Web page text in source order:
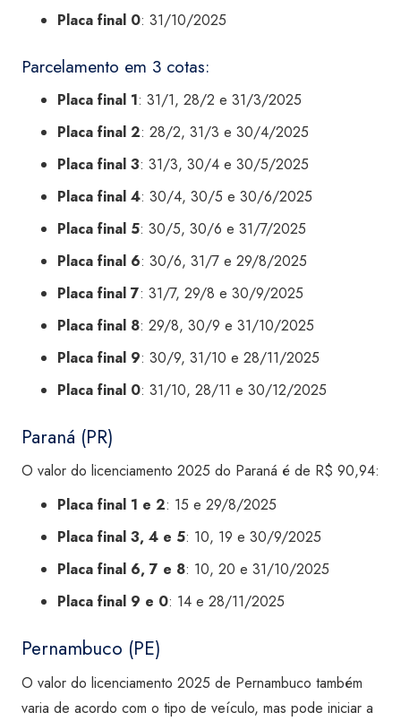
Placa final 0: 31/10/2025
Parcelamento em 3 cotas:
Placa final 1: 31/1, 28/2 e 31/3/2025
Placa final 2: 28/2, 31/3 e 30/4/2025
Placa final 3: 31/3, 30/4 e 30/5/2025
Placa final 4: 30/4, 30/5 e 30/6/2025
Placa final 5: 30/5, 30/6 e 31/7/2025
Placa final 6: 30/6, 31/7 e 29/8/2025
Placa final 7: 31/7, 29/8 e 30/9/2025
Placa final 8: 29/8, 30/9 e 31/10/2025
Placa final 9: 30/9, 31/10 e 28/11/2025
Placa final 0: 31/10, 28/11 e 30/12/2025
Paraná (PR)
O valor do licenciamento 2025 do Paraná é de R$ 90,94:
Placa final 1 e 2: 15 e 29/8/2025
Placa final 3, 4 e 5: 10, 19 e 30/9/2025
Placa final 6, 7 e 8: 10, 20 e 31/10/2025
Placa final 9 e 0: 14 e 28/11/2025
Pernambuco (PE)
O valor do licenciamento 2025 de Pernambuco também
varia de acordo com o tipo de veículo, mas pode iniciar a